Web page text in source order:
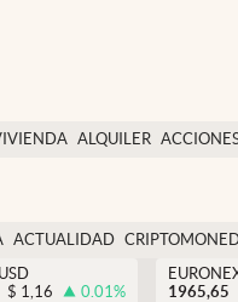
ALQUILER
USA
ACTUALIDAD
$ 1,16 0.01%
1965,65